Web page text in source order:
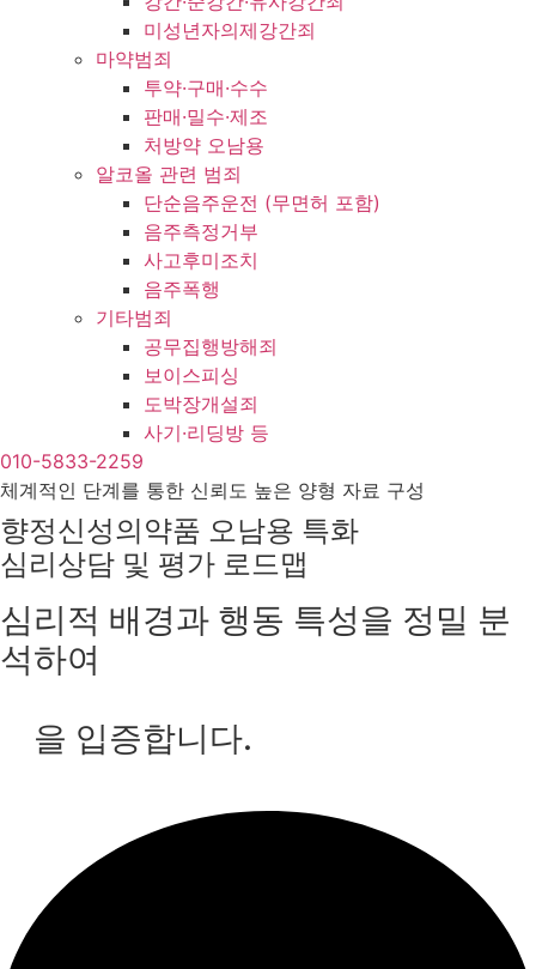
미성년자의제강간죄
마약범죄
투약·구매·수수
판매·밀수·제조
처방약 오남용
알코올 관련 범죄
단순음주운전 (무면허 포함)
음주측정거부
사고후미조치
음주폭행
기타범죄
공무집행방해죄
보이스피싱
도박장개설죄
사기·리딩방 등
010-5833-2259
체계적인 단계를 통한 신뢰도 높은 양형 자료 구성
향정신성의약품 오남용 특화
심리상담 및 평가 로드맵
심리적 배경과 행동 특성을 정밀 분
석하여
을 입증합니다.